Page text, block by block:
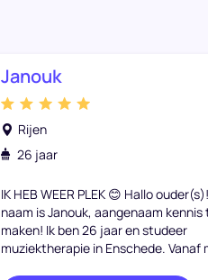
Janouk
Rijen
26 jaar
IK HEB WEER PLEK 😊 Hallo
naam is Janouk, aangenaam kennis
maken! Ik ben 26 jaar en studeer
muziektherapie in Enschede. Vanaf